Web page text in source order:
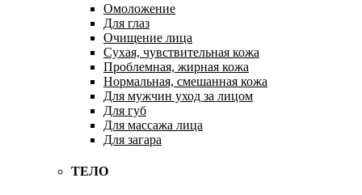
Омоложение
Для глаз
Очищение лица
Сухая, чувствительная кожа
Проблемная, жирная кожа
Нормальная, смешанная кожа
Для мужчин уход за лицом
Для губ
Для массажа лица
Для загара
ТЕЛО